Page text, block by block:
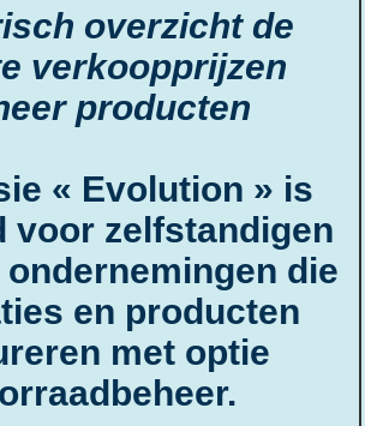
overzicht de
verkoopprijzen
producten
« Evolution » is
voor zelfstandigen
die
en producten
met optie